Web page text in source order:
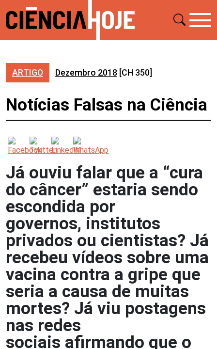
ARTIGO Dezembro 2018 [CH 350]
Notícias Falsas na Ciência
Já ouviu falar que a “cura
do câncer” estaria sendo
escondida por
governos, institutos
privados ou cientistas? Já
recebeu vídeos sobre uma
vacina contra a gripe que
seria a causa de muitas
mortes? Já viu postagens
nas redes
sociais afirmando que o